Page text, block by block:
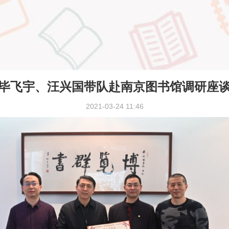
飞宇、汪兴国带队赴南京图书馆调研座
2021-03-24 11:46